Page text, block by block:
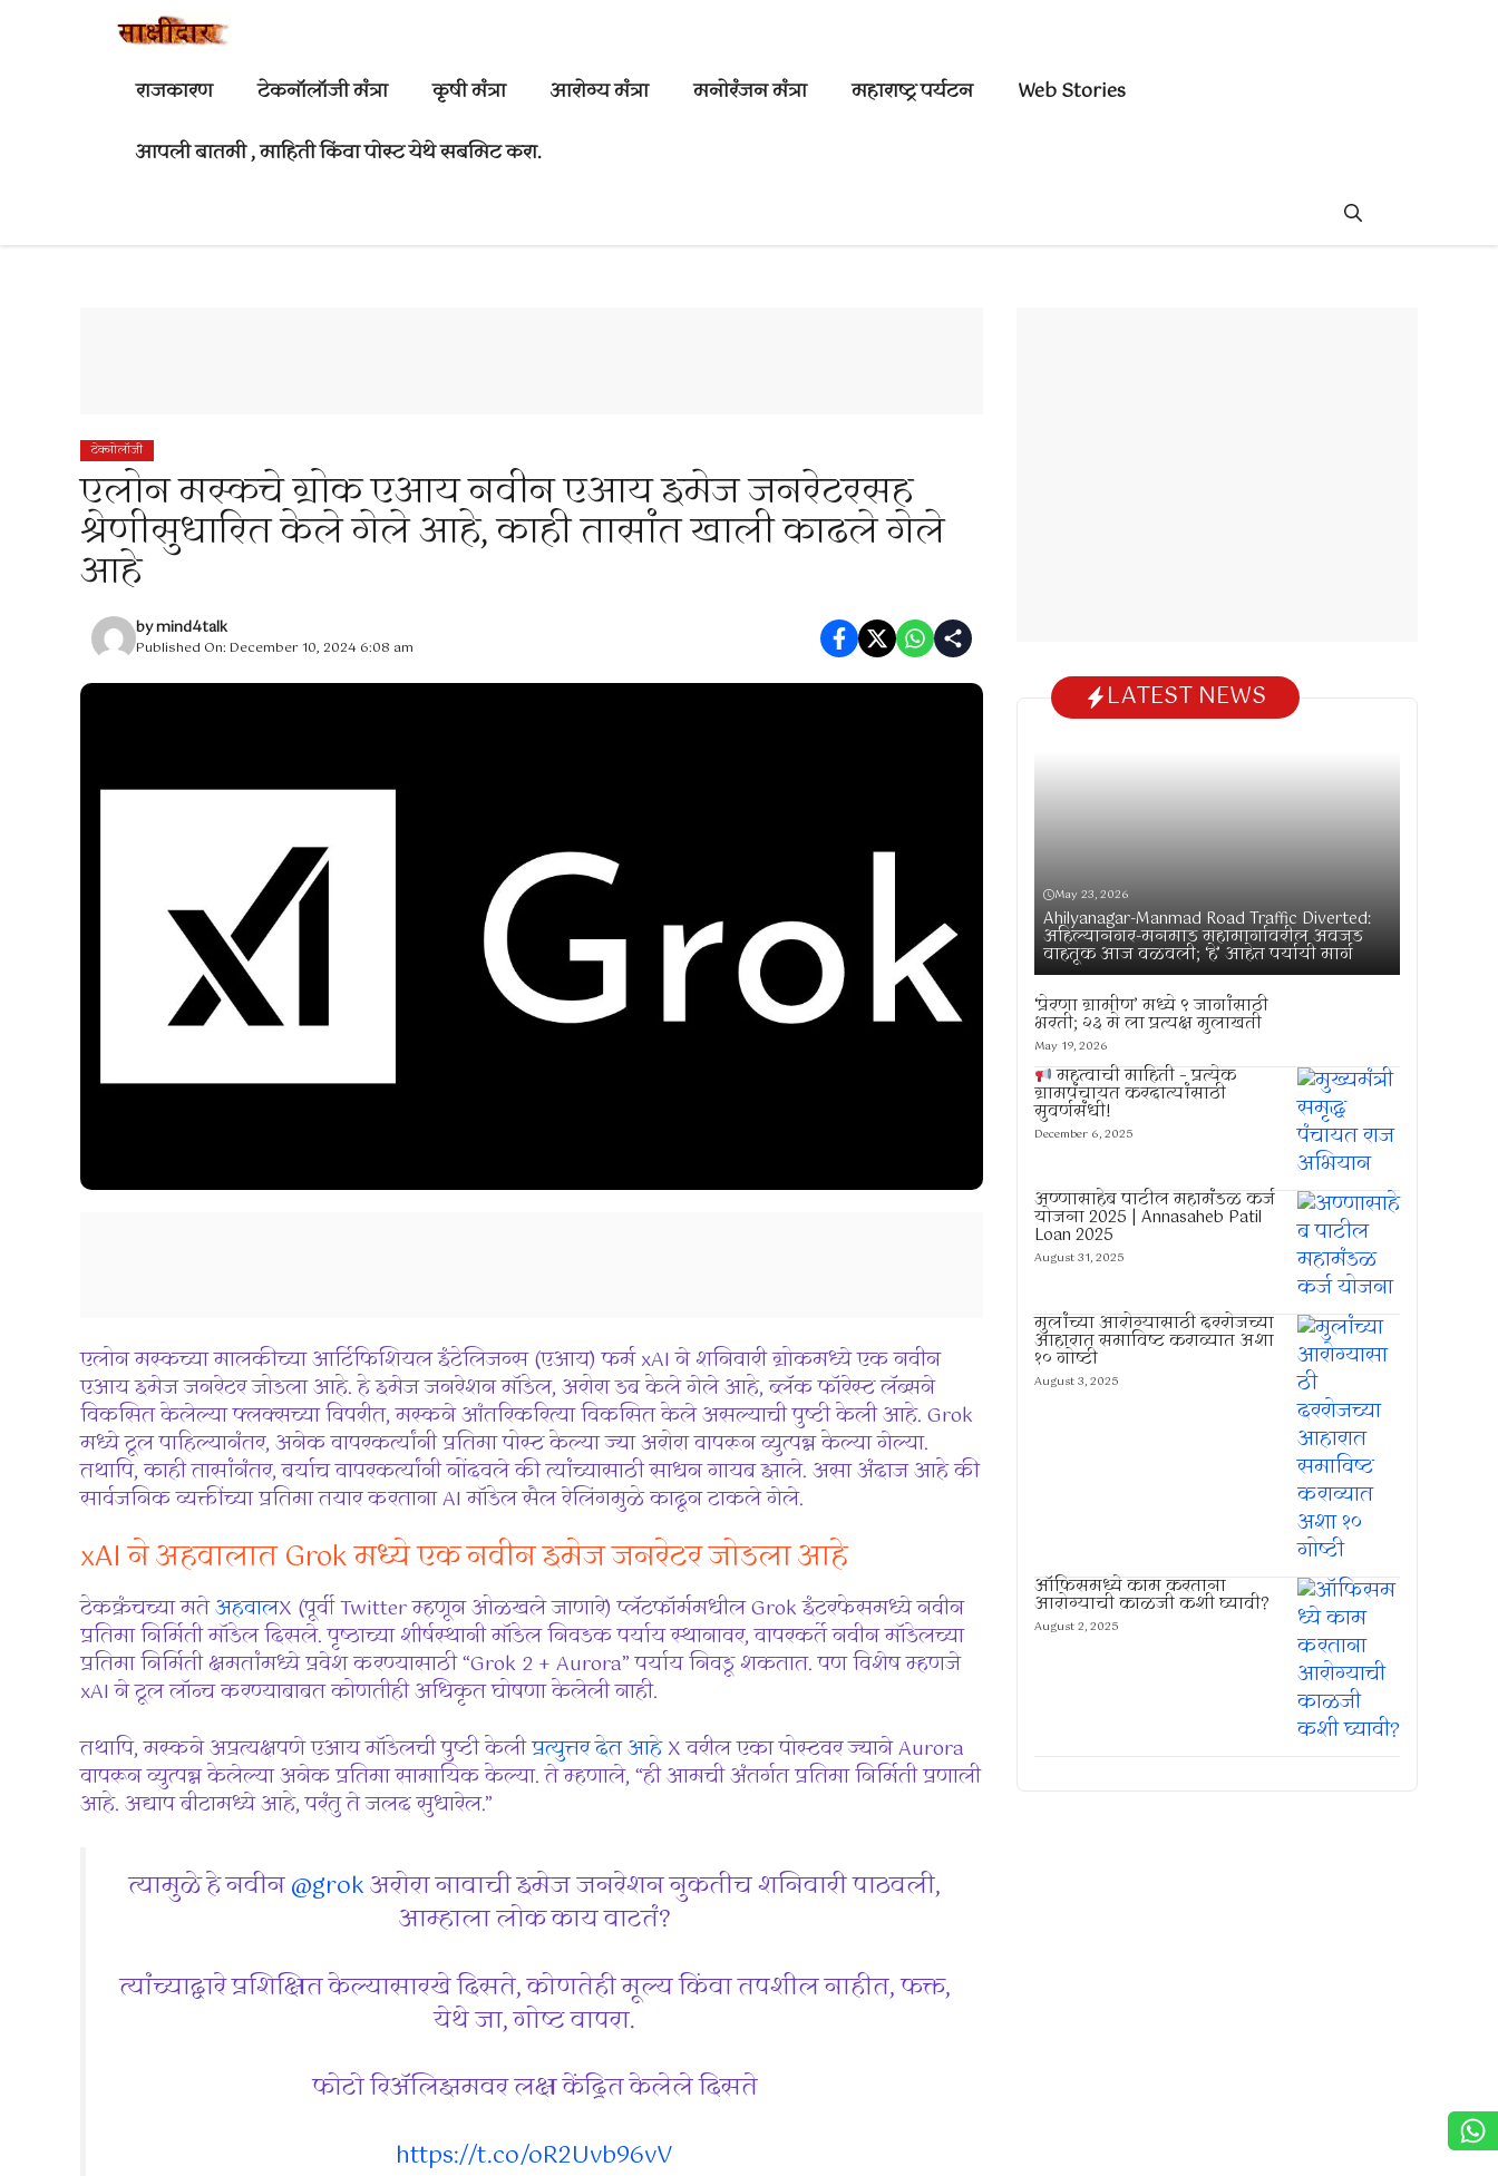
राजकारण टेकनॉलॉजी मंत्रा कृषी मंत्रा आरोग्य मंत्रा मनोरंजन मंत्रा महाराष्ट्र पर्यटन Web Stories
आपली बातमी , माहिती किंवा पोस्ट येथे सबमिट करा.
टेक्नोलॉजी
एलोन मस्कचे ग्रोक एआय नवीन एआय इमेज जनरेटरसह
श्रेणीसुधारित केले गेले आहे, काही तासांत खाली काढले गेले
आहे
bymind4talk
Published On: December 10, 2024 6:08 am
एलोन मस्कच्या मालकीच्या आर्टिफिशियल इंटेलिजन्स (एआय) फर्म xAI ने शनिवारी ग्रोकमध्ये एक नवीन
एआय इमेज जनरेटर जोडला आहे. हे इमेज जनरेशन मॉडेल, अरोरा डब केले गेले आहे, ब्लॅक फॉरेस्ट लॅब्सने
विकसित केलेल्या फ्लक्सच्या विपरीत, मस्कने आंतरिकरित्या विकसित केले असल्याची पुष्टी केली आहे. Grok
मध्ये टूल पाहिल्यानंतर, अनेक वापरकर्त्यांनी प्रतिमा पोस्ट केल्या ज्या अरोरा वापरून व्युत्पन्न केल्या गेल्या.
तथापि, काही तासांनंतर, बर्याच वापरकर्त्यांनी नोंदवले की त्यांच्यासाठी साधन गायब झाले. असा अंदाज आहे की
सार्वजनिक व्यक्तींच्या प्रतिमा तयार करताना AI मॉडेल सैल रेलिंगमुळे काढून टाकले गेले.
xAI ने अहवालात Grok मध्ये एक नवीन इमेज जनरेटर जोडला आहे
टेकक्रंचच्या मतेअहवालX (पूर्वी Twitter म्हणून ओळखले जाणारे) प्लॅटफॉर्ममधील Grok इंटरफेसमध्ये नवीन
प्रतिमा निर्मिती मॉडेल दिसले. पृष्ठाच्या शीर्षस्थानी मॉडेल निवडक पर्याय स्थानावर, वापरकर्ते नवीन मॉडेलच्या
प्रतिमा निर्मिती क्षमतांमध्ये प्रवेश करण्यासाठी “Grok 2 + Aurora” पर्याय निवडू शकतात. पण विशेष म्हणजे
xAI ने टूल लॉन्च करण्याबाबत कोणतीही अधिकृत घोषणा केलेली नाही.
तथापि, मस्कने अप्रत्यक्षपणे एआय मॉडेलची पुष्टी केलीप्रत्युत्तर देत आहेX वरील एका पोस्टवर ज्याने Aurora
वापरून व्युत्पन्न केलेल्या अनेक प्रतिमा सामायिक केल्या. ते म्हणाले, “ही आमची अंतर्गत प्रतिमा निर्मिती प्रणाली
आहे. अद्याप बीटामध्ये आहे, परंतु ते जलद सुधारेल.”
त्यामुळे हे नवीन@grokअरोरा नावाची इमेज जनरेशन नुकतीच शनिवारी पाठवली,
आम्हाला लोक काय वाटतं?
त्यांच्याद्वारे प्रशिक्षित केल्यासारखे दिसते, कोणतेही मूल्य किंवा तपशील नाहीत, फक्त,
येथे जा, गोष्ट वापरा.
फोटो रिॲलिझमवर लक्ष केंद्रित केलेले दिसते
https://t.co/oR2Uvb96vV
LATEST NEWS
May 23, 2026
Ahilyanagar-Manmad Road Traffic Diverted:
अहिल्यानगर-मनमाड महामार्गावरील अवजड
वाहतूक आज वळवली; ‘हे’ आहेत पर्यायी मार्ग
‘प्रेरणा ग्रामीण’ मध्ये ९ जागांसाठी
भरती; २३ मे ला प्रत्यक्ष मुलाखती
May 19, 2026
महत्वाची माहिती – प्रत्येक
ग्रामपंचायत करदात्यांसाठी
सुवर्णसंधी!
December 6, 2025
अण्णासाहेब पाटील महामंडळ कर्ज
योजना 2025 | Annasaheb Patil
Loan 2025
August 31, 2025
मुलांच्या आरोग्यासाठी दररोजच्या
आहारात समाविष्ट कराव्यात अशा
१० गोष्टी
August 3, 2025
ऑफिसमध्ये काम करताना
आरोग्याची काळजी कशी घ्यावी?
August 2, 2025